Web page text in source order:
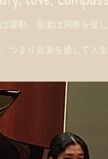
運動、音楽は洞察を促
つまり音楽を通して人生